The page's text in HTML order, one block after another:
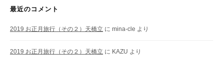
最近のコメント
2019 お正月旅行（その２）天橋立 に mina-cle より
2019 お正月旅行（その２）天橋立 に KAZU より